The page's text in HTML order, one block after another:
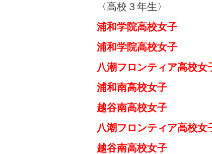
〈高校３年生〉
浦和学院高校女
浦和学院高校
八潮フロンティア高
浦和南高校女
越谷南高校女
八潮フロンティア高
越谷南高校女